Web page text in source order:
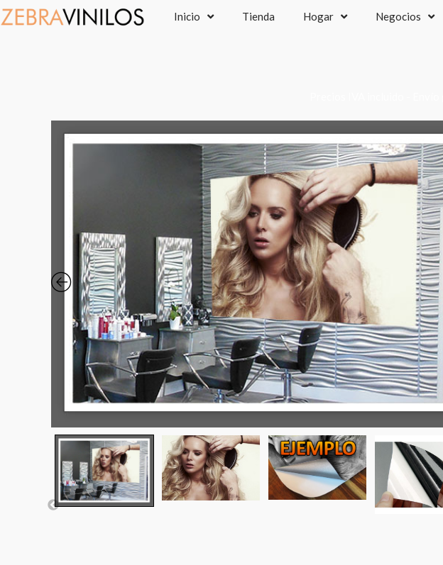
Ir
al
Inicio Tienda Hogar Negocios